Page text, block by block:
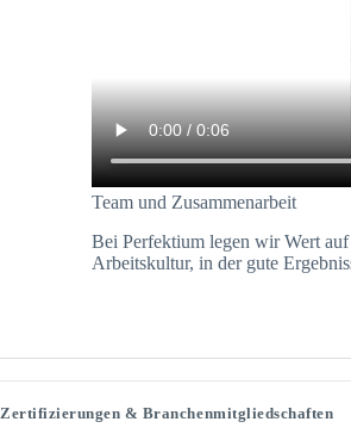
Team und Zusammenarbeit
Bei Perfektium legen wir Wert
Arbeitskultur, in der gute
Zertifizierungen & Branchenmitgliedschaften